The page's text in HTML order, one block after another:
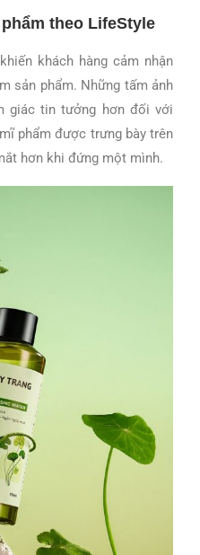
theo LifeStyle
khách hàng cảm nhận
sản phẩm. Những tấm ảnh
giác tin tưởng hơn đối với
phẩm được trưng bày trên
hơn khi đứng một mình.